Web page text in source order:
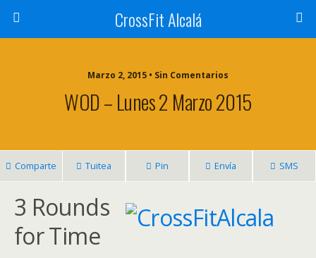
CrossFit Alcalá
Marzo 2, 2015 • Sin Comentarios
WOD – Lunes 2 Marzo 2015
Comparte Tuitea Pin Envía SMS
3 Rounds
for Time